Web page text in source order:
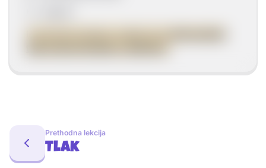
z formule možemo vidjeti da je
Prethodna lekcija
Tlak